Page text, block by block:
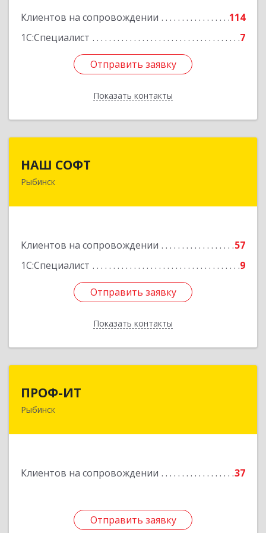
Клиентов на сопровождении
114
1С:Специалист
7
Отправить заявку
Показать контакты
Отправить заявку
Назад
НАШ СОФТ
Рыбинск
Клиентов на сопровождении
57
1С:Специалист
9
Отправить заявку
Показать контакты
152903, Ярославская обл, Рыбинский р-н,
Отправить заявку
Назад
ПРОФ-ИТ
Рыбинск
Клиентов на сопровождении 37
Отправить заявку
152901, Ярославская обл, Рыбинский р-н,
Отправить заявку